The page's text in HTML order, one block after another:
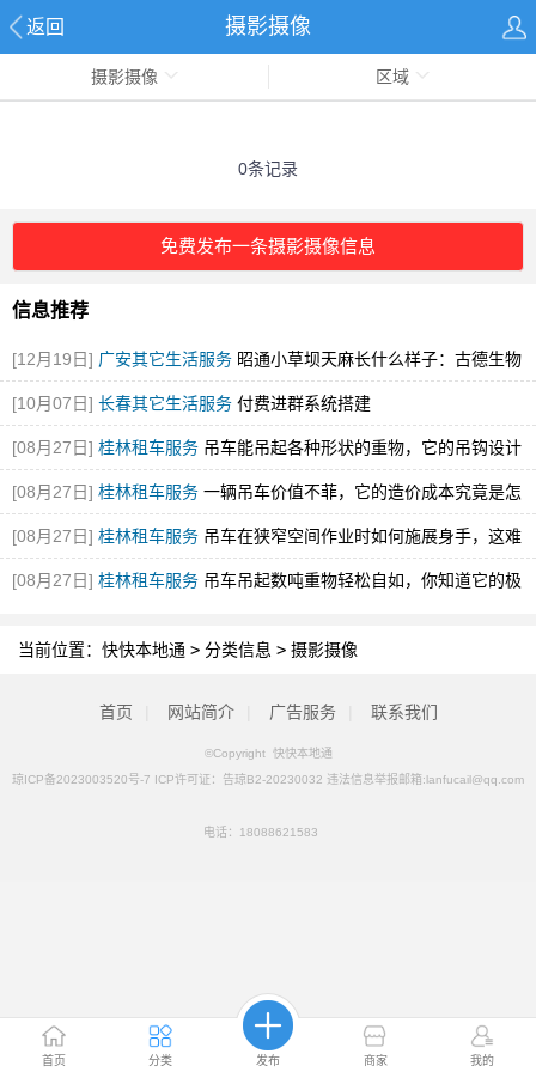
返回 摄影摄像
首页 分类 发布 商家 我的
摄影摄像 区域
0条记录
免费发布一条摄影摄像信息
信息推荐
[12月19日] 广安其它生活服务 昭通小草坝天麻长什么样子：古德生物
解锁道地天麻的形态密码[图]
[10月07日] 长春其它生活服务 付费进群系统搭建
[08月27日] 桂林租车服务 吊车能吊起各种形状的重物，它的吊钩设计
有什么神秘之处？[图]
[08月27日] 桂林租车服务 一辆吊车价值不菲，它的造价成本究竟是怎
么计算的呢？
[08月27日] 桂林租车服务 吊车在狭窄空间作业时如何施展身手，这难
道不值得探究吗？
[08月27日] 桂林租车服务 吊车吊起数吨重物轻松自如，你知道它的极
当前位置： 快快本地通 > 分类信息 > 摄影摄像
首页 网站简介 广告服务 联系我们
©Copyright 快快本地通
琼ICP备2023003520号-7 ICP许可证：告琼B2-20230032 违法信息举报邮箱:lanfucail@qq.com
电话： 18088621583